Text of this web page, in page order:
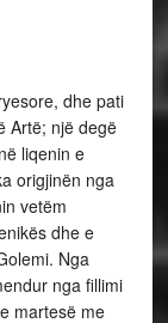
dhe pati
Artë; një degë
liqenin e
origjinën nga
vetëm
dhe e
Nga
nga fillimi
martesë me